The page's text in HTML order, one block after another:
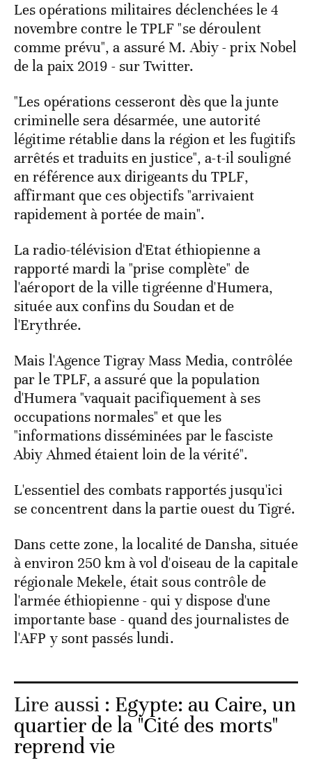
Les opérations militaires déclenchées le 4
novembre contre le TPLF "se déroulent
comme prévu", a assuré M. Abiy - prix Nobel
de la paix 2019 - sur Twitter.
"Les opérations cesseront dès que la junte
criminelle sera désarmée, une autorité
légitime rétablie dans la région et les fugitifs
arrêtés et traduits en justice", a-t-il souligné
en référence aux dirigeants du TPLF,
affirmant que ces objectifs "arrivaient
rapidement à portée de main".
La radio-télévision d'Etat éthiopienne a
rapporté mardi la "prise complète" de
l'aéroport de la ville tigréenne d'Humera,
située aux confins du Soudan et de
l'Erythrée.
Mais l'Agence Tigray Mass Media, contrôlée
par le TPLF, a assuré que la population
d'Humera "vaquait pacifiquement à ses
occupations normales" et que les
"informations disséminées par le fasciste
Abiy Ahmed étaient loin de la vérité".
L'essentiel des combats rapportés jusqu'ici
se concentrent dans la partie ouest du Tigré.
Dans cette zone, la localité de Dansha, située
à environ 250 km à vol d'oiseau de la capitale
régionale Mekele, était sous contrôle de
l'armée éthiopienne - qui y dispose d'une
importante base - quand des journalistes de
l'AFP y sont passés lundi.
Lire aussi : Egypte: au Caire, un
quartier de la "Cité des morts"
reprend vie